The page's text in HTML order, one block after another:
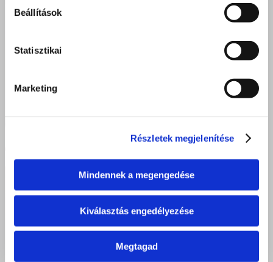
Beállítások
Statisztikai
Marketing
Részletek megjelenítése
Mindennek a megengedése
Kiválasztás engedélyezése
Megtagad